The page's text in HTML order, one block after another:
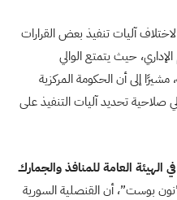
آليات تنفيذ بعض القرارات
حيث يتمتع الوالي
إلى أن الحكومة المركزية
صلاحية تحديد آليات التنفيذ على
الهيئة العامة للمنافذ والجمارك
بوست”، أن القنصلية السورية